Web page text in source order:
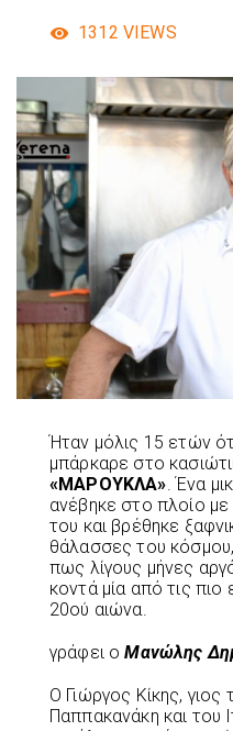
1312 VIEWS
Ήταν μόλις 15 ετών
μπάρκαρε στο
«ΜΑΡΟΥΚΛΑ» . Ένα
ανέβηκε στο πλοίο με
του και βρέθηκε
θάλασσες του
πως λίγους μήνες
κοντά μία από τις πιο
20ού αιώνα.
γράφει οΜανώλης
Ο Γιώργος Κίκης,
Παππακανάκη και του